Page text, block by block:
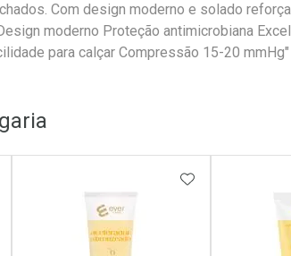
Com design moderno e solado
moderno Proteção antimicrobiana
para calçar Compressão 15-20 mmHg"
AOS FAVORITOSADICIONAR